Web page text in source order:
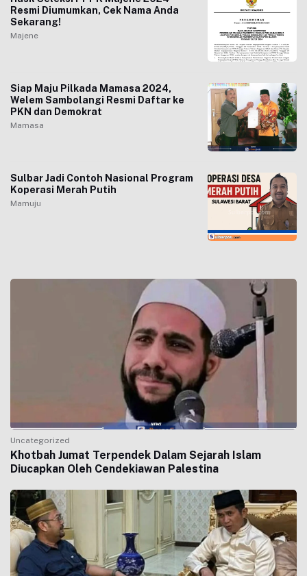
Resmi Diumumkan, Cek Nama Anda
Sekarang!
Majene
Siap Maju Pilkada Mamasa 2024,
Welem Sambolangi Resmi Daftar ke
PKN dan Demokrat
Mamasa
Sulbar Jadi Contoh Nasional Program
Koperasi Merah Putih
Mamuju
Uncategorized
Khotbah Jumat Terpendek Dalam Sejarah Islam
Diucapkan Oleh Cendekiawan Palestina